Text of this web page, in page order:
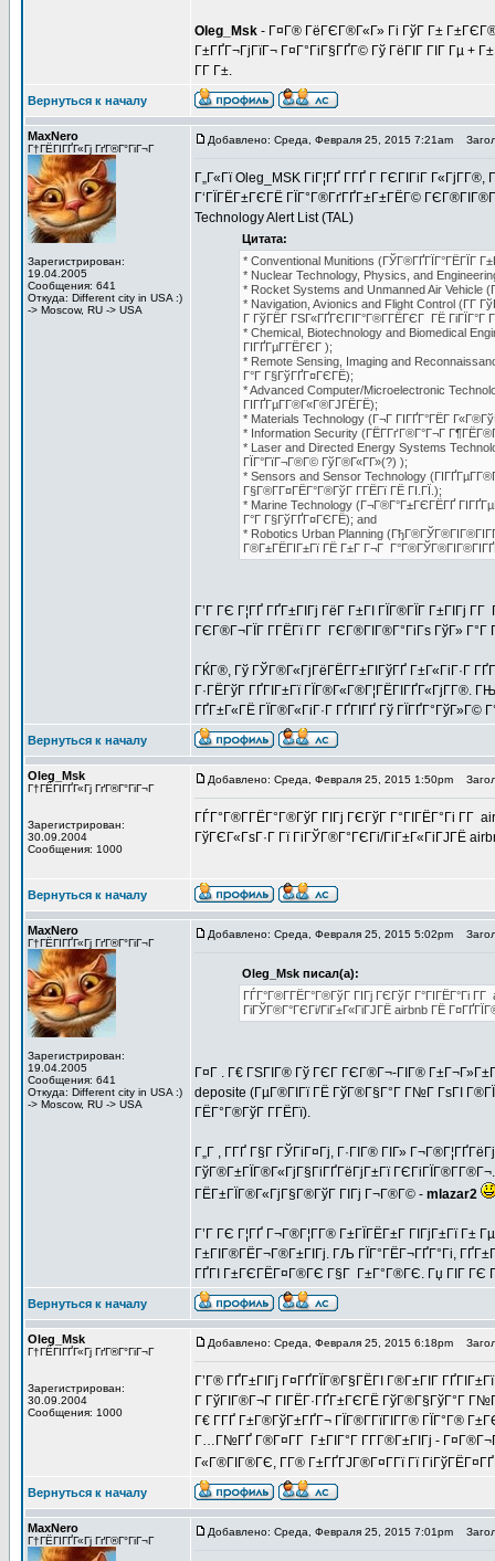
Oleg_Msk - Г¤Г® ГёГЄГ®Г«Г» Гі ГўГ Г±
Г±ГҐГ¬ГјГїГ¬ Г¤Г°ГіГ§ГҐГ© Гў ГёГІГ ГІГ Гµ +
Г­Г Г±.
Вернуться к началу
MaxNero
Г†ГЁГІГҐГ«Гј ГґГ®Г°ГіГ¬Г
Зарегистрирован:
19.04.2005
Сообщения: 641
Откуда: Different city in USA :)
-> Moscow, RU -> USA
Добавлено: Среда, Февраля 25, 2015 7:21am
Г„Г«Гї Oleg_MSK ГіГ¦ГҐ Г­ГҐ Г ГЄГІГіГ
Г‘ГЇГЁГ±ГЄГЁ ГЇГ°Г®ГґГҐГ±Г±ГЁГ©
Technology Alert List (TAL)
Цитата:
* Conventional Munitions (ГЎГ®ГҐГЇГ°ГЁГЇГ
* Nuclear Technology, Physics, and
* Rocket Systems and Unmanned Air Vehicle
* Navigation, Avionics and Flight Control (Г­Г
Г ГўГЁГ ГЅГ«ГҐГЄГІГ°Г®Г­ГЁГЄГ ГЁ ГіГЇГ°Г
* Chemical, Biotechnology and Biomedical
ГІГҐГµГ­ГЁГЄГ );
* Remote Sensing, Imaging and
Г°Г Г§ГўГҐГ¤ГЄГЁ);
* Advanced Computer/Microelectronic
ГІГҐГµГ­Г®Г«Г®ГЈГЁГЁ);
* Materials Technology (Г¬Г ГІГҐГ°ГЁГ
* Information Security (ГЁГ­ГґГ®Г°Г¬Г
* Laser and Directed Energy Systems
ГЇГ°ГїГ¬Г®Г© ГўГ®Г«Г­Г»(?) );
* Sensors and Sensor Technology
Г§Г®Г­Г¤ГЁГ°Г®ГўГ Г­ГЁГї ГЁ ГІ.ГЇ.);
* Marine Technology (Г¬Г®Г°Г±ГЄГЁГҐ
Г°Г Г§ГўГҐГ¤ГЄГЁ); and
* Robotics Urban Planning
Г®Г±ГЁГІГ±Гї ГЁ Г±Г Г¬Г
Г’Г ГЄ Г¦ГҐ ГҐГ±ГІГј ГёГ Г±ГІ ГЇГ®ГЇГ Г±ГІГј
ГЄГ®Г¬ГЇГ Г­ГЁГї Г­Г ГЄГ®ГІГ®Г°ГіГѕ ГўГ» Г°Г
ГЌГ®, Гў ГЎГ®Г«ГјГёГЁГ­Г±ГІГўГҐ Г±Г«ГіГ·Г
Г·ГЁГўГ ГҐГІГ±Гї ГЇГ®Г«Г®Г¦ГЁГІГҐГ«ГјГ­Г®.
ГҐГ±Г«ГЁ ГЇГ®Г«ГіГ·Г ГҐГІГҐ Гў ГЇГҐГ°ГўГ»Г©
Вернуться к началу
Oleg_Msk
Г†ГЁГІГҐГ«Гј ГґГ®Г°ГіГ¬Г
Зарегистрирован:
30.09.2004
Сообщения: 1000
Добавлено: Среда, Февраля 25, 2015 1:50pm
ГЃГ°Г®Г­ГЁГ°Г®ГўГ ГІГј ГЄГўГ Г°ГІГЁГ°Гі Г­Г
ГўГЄГ«ГѕГ·Г Гї ГіГЎГ®Г°ГЄГі/ГіГ±Г«ГіГЈГЁ
Вернуться к началу
MaxNero
Г†ГЁГІГҐГ«Гј ГґГ®Г°ГіГ¬Г
Зарегистрирован:
19.04.2005
Сообщения: 641
Откуда: Different city in USA :)
-> Moscow, RU -> USA
Добавлено: Среда, Февраля 25, 2015 5:02pm
Oleg_Msk писал(а):
ГЃГ°Г®Г­ГЁГ°Г®ГўГ ГІГј ГЄГўГ Г°ГІГЁГ°Гі Г­Г
ГіГЎГ®Г°ГЄГі/ГіГ±Г«ГіГЈГЁ airbnb ГЁ
Г¤Г . Г€ ГЅГІГ® Гў ГЄГ ГЄГ®Г¬-ГІГ®
deposite (ГµГ®ГІГї ГЁ ГўГ®Г§Г°Г Г№Г ГѕГІ
ГЁГ°Г®ГўГ Г­ГЁГї).
Г„Г , Г­ГҐ Г§Г ГЎГіГ¤Гј, Г·ГІГ® ГІГ»
ГўГ®Г±ГЇГ®Г«ГјГ§ГіГҐГёГјГ±Гї
ГЁГ±ГЇГ®Г«ГјГ§Г®ГўГ ГІГј Г¬Г®Г© - mlazar2
Г’Г ГЄ Г¦ГҐ Г¬Г®Г¦Г­Г® Г±ГЇГЁГ±Г ГІГјГ±Гї
Г±ГІГ®ГЁГ¬Г®Г±ГІГј. ГЉ ГЇГ°ГЁГ¬ГҐГ°Гі,
ГҐГІ Г±ГЄГЁГ¤Г®ГЄ Г§Г Г±Г°Г®ГЄ. Гџ ГІГ ГЄ
Вернуться к началу
Oleg_Msk
Г†ГЁГІГҐГ«Гј ГґГ®Г°ГіГ¬Г
Зарегистрирован:
30.09.2004
Сообщения: 1000
Добавлено: Среда, Февраля 25, 2015 6:18pm
Г’Г® ГҐГ±ГІГј Г¤ГҐГЇГ®Г§ГЁГІ Г®Г±ГІГ
Г ГўГІГ®Г¬Г ГІГЁГ·ГҐГ±ГЄГЁ ГўГ®Г§ГўГ°Г
Г€ Г­ГҐ Г±Г®ГўГ±ГҐГ¬ ГЇГ®Г­ГїГІГ­Г® ГЇГ°Г®
Г…Г№ГҐ Г®Г¤Г­Г Г±ГІГ°Г Г­Г­Г®Г±ГІГј -
Г«Г®ГІГ®ГЄ, Г­Г® Г±ГҐГЈГ®Г¤Г­Гї Гї
Вернуться к началу
MaxNero
Г†ГЁГІГҐГ«Гј ГґГ®Г°ГіГ¬Г
Добавлено: Среда, Февраля 25, 2015 7:01pm